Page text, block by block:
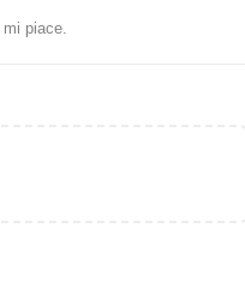
mi piace.